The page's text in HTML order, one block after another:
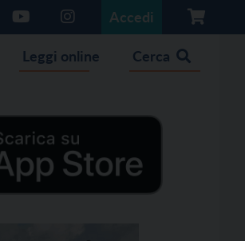
Accedi
Leggi online Cerca